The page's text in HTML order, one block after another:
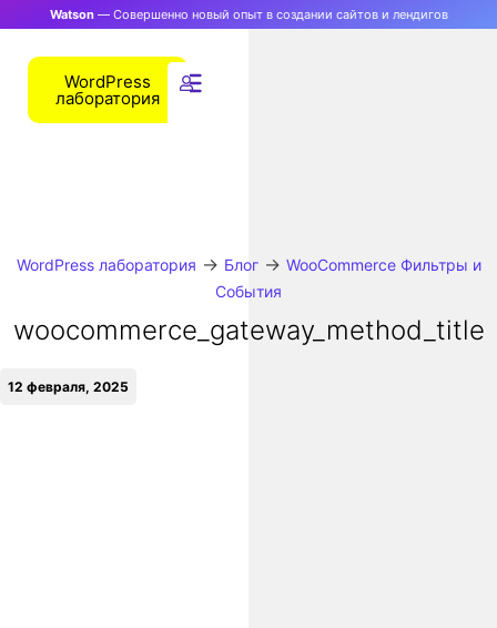
Watson— Совершенно новый опыт в создании сайтов и лендигов
WordPress
лаборатория
WordPress лаборатория → Блог→ WooCommerce Фильтры и
События
woocommerce_gateway_method_title
12 февраля, 2025